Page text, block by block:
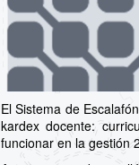
El Sistema de
kardex docente:
funcionar en la gestión